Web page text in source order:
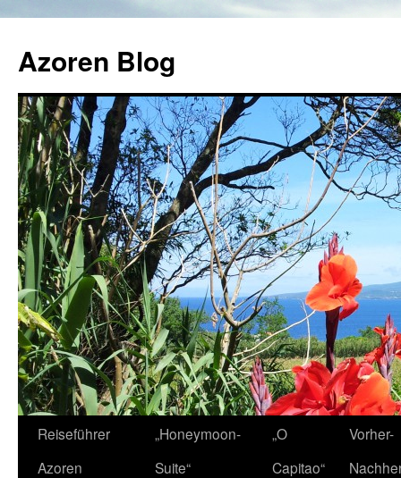
Azoren Blog
Zum
Inhalt
Reiseführer
Azoren
„Honeymoon-
Suite“
„O
Capitao“
Vorher-